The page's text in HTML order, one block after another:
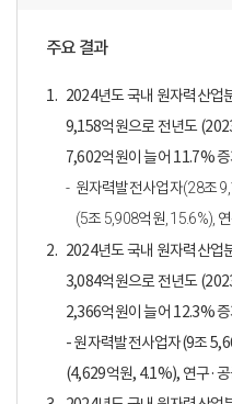
주요 결과
1. 2024년도 국내 원자력산업
9,158억원으로 전년도
7,602억원이 늘어 11.7%
원자력발전사업자(28조
(5조 5,908억원, 15.6%),
2. 2024년도 국내 원자력산업
3,084억원으로 전년도
2,366억원이 늘어 12.3%
- 원자력발전사업자(9조
(4,629억원, 4.1%), 연구·